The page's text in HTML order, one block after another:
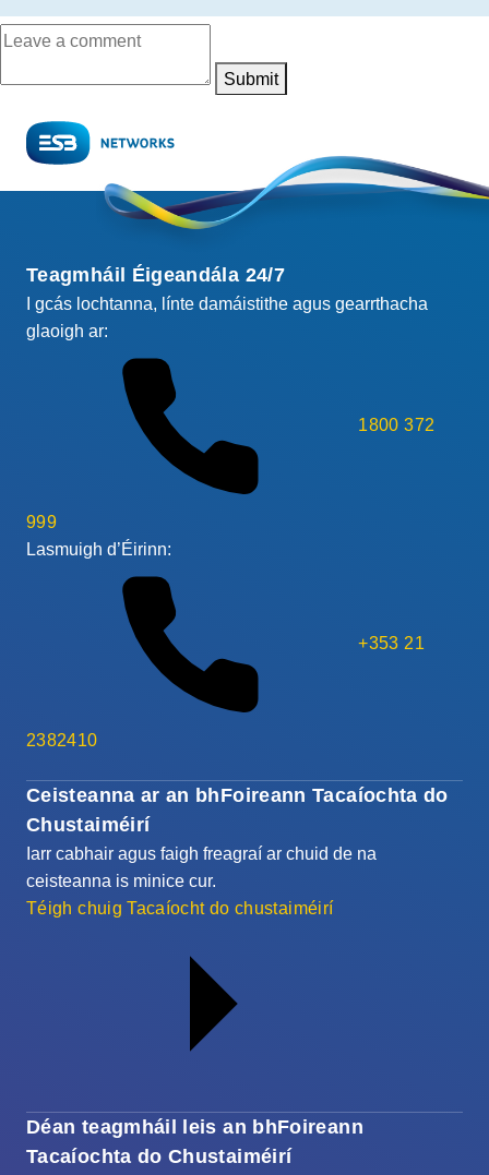
Submit
Ceisteanna ar an bhFoireann Tacaíochta do
Chustaiméirí
Iarr cabhair agus faigh freagraí ar chuid de na
ceisteanna is minice cur.
Téigh chuig Tacaíocht do chustaiméirí
Déan teagmháil leis an bhFoireann
Tacaíochta do Chustaiméirí
Teagmháil Éigeandála 24/7
I gcás lochtanna, línte damáistithe agus gearrthacha
glaoigh ar:
1800 372
999
Lasmuigh d’Éirinn:
+353 21
2382410